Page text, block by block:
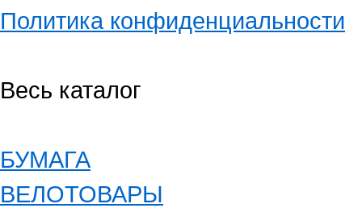
Политика конфиденциальности
Весь каталог
БУМАГА
ВЕЛОТОВАРЫ